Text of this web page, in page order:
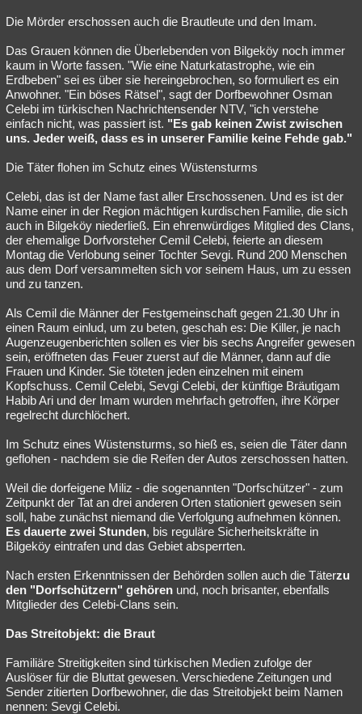
Die Mörder erschossen auch die Brautleute und den Imam.
Das Grauen können die Überlebenden von Bilgeköy noch immer
kaum in Worte fassen. "Wie eine Naturkatastrophe, wie ein
Erdbeben" sei es über sie hereingebrochen, so formuliert es ein
Anwohner. "Ein böses Rätsel", sagt der Dorfbewohner Osman
Celebi im türkischen Nachrichtensender NTV, "ich verstehe
einfach nicht, was passiert ist. "Es gab keinen Zwist zwischen
uns. Jeder weiß, dass es in unserer Familie keine Fehde gab."
Die Täter flohen im Schutz eines Wüstensturms
Celebi, das ist der Name fast aller Erschossenen. Und es ist der
Name einer in der Region mächtigen kurdischen Familie, die sich
auch in Bilgeköy niederließ. Ein ehrenwürdiges Mitglied des Clans,
der ehemalige Dorfvorsteher Cemil Celebi, feierte an diesem
Montag die Verlobung seiner Tochter Sevgi. Rund 200 Menschen
aus dem Dorf versammelten sich vor seinem Haus, um zu essen
und zu tanzen.
Als Cemil die Männer der Festgemeinschaft gegen 21.30 Uhr in
einen Raum einlud, um zu beten, geschah es: Die Killer, je nach
Augenzeugenberichten sollen es vier bis sechs Angreifer gewesen
sein, eröffneten das Feuer zuerst auf die Männer, dann auf die
Frauen und Kinder. Sie töteten jeden einzelnen mit einem
Kopfschuss. Cemil Celebi, Sevgi Celebi, der künftige Bräutigam
Habib Ari und der Imam wurden mehrfach getroffen, ihre Körper
regelrecht durchlöchert.
Im Schutz eines Wüstensturms, so hieß es, seien die Täter dann
geflohen - nachdem sie die Reifen der Autos zerschossen hatten.
Weil die dorfeigene Miliz - die sogenannten "Dorfschützer" - zum
Zeitpunkt der Tat an drei anderen Orten stationiert gewesen sein
soll, habe zunächst niemand die Verfolgung aufnehmen können.
Es dauerte zwei Stunden, bis reguläre Sicherheitskräfte in
Bilgeköy eintrafen und das Gebiet absperrten.
Nach ersten Erkenntnissen der Behörden sollen auch die Täterzu
den "Dorfschützern" gehören und, noch brisanter, ebenfalls
Mitglieder des Celebi-Clans sein.
Das Streitobjekt: die Braut
Familiäre Streitigkeiten sind türkischen Medien zufolge der
Auslöser für die Bluttat gewesen. Verschiedene Zeitungen und
Sender zitierten Dorfbewohner, die das Streitobjekt beim Namen
nennen: Sevgi Celebi.